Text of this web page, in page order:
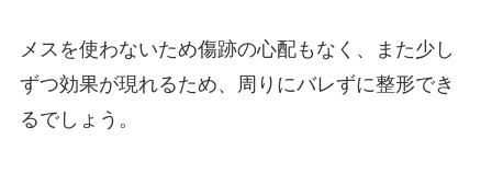
メスを使わないため傷跡の心配もなく、また少し
ずつ効果が現れるため、周りにバレずに整形でき
るでしょう。